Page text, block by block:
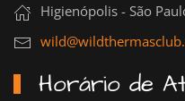
Higienópolis - São
Horário de